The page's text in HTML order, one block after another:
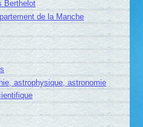
Berthelot
de la Manche
astrophysique, astronomie